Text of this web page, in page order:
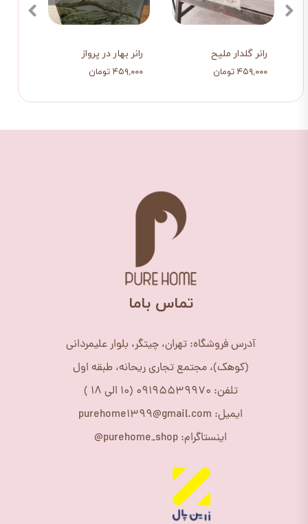
رانر بهار در پرواز
۴۵۹,۰۰۰ تومان
رانر گلدار ملیح
۴۵۹,۰۰۰ تومان
​تماس باما
آدرس فروشگاه: تهران، چیتگر، بلوار علیمردانی
(کوهک)، مجتمع تجاری ریحانه، طبقه اول
تلفن: 09195539970 (10 الی 18 )
ایمیل: purehome1399@gmail.com
اینستاگرام: purehome_shop@